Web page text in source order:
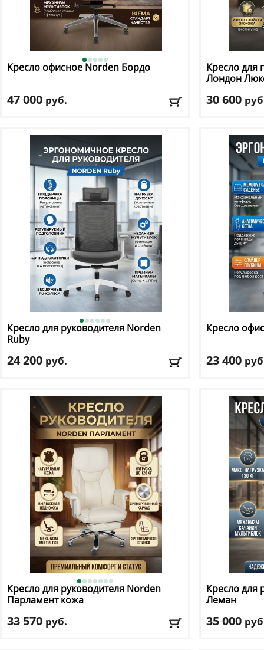
Кресло офисное Norden Бордо
47 000 руб.
Механизм качания: мультиблок
Регулировка по высоте: есть
Материал обивки: экокожа
Подлокотники: да
Доставка:БЕСПЛАТНО, 2-3 дня
Кресло для
Лондон
30 600
Механизм
Регулировка
Материал
Доставка:
Кресло для руководителя Norden
Ruby
24 200 руб.
Механизм качания: мультиблок
Регулировка по высоте: есть
Материал обивки: сетка, ткань
Подлокотники: да
Доставка:БЕСПЛАТНО, 2-3 дня
Кресло
23 400
Механизм
Регулировка
Материал
Доставка:
Кресло для руководителя Norden
Парламент кожа
33 570 руб.
Кресло для
Леман
35 000